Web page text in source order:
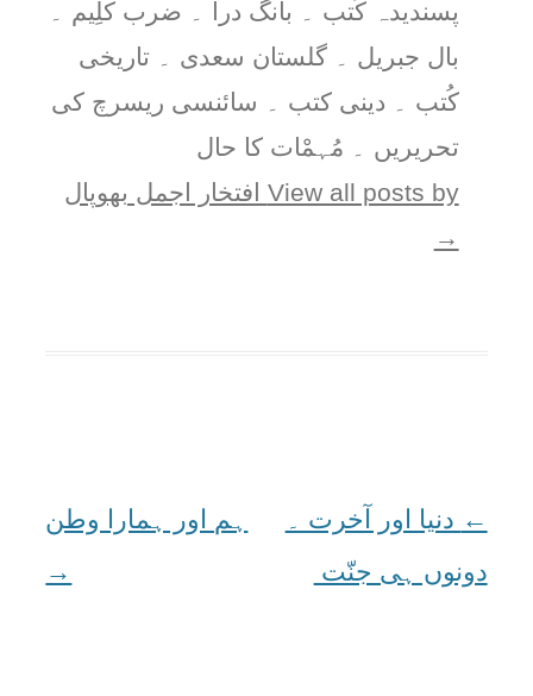
پسندیدہ کُتب ۔ بانگ درا ۔ ضرب کلِیم ۔
بال جبریل ۔ گلستان سعدی ۔ تاریخی
کُتب ۔ دینی کتب ۔ سائنسی ریسرچ کی
تحریریں ۔ مُہمْات کا حال
View all posts by افتخار اجمل بھوپال
→
Post
navigation
← دنیا اور آخرت ۔
دونوں ہی جنّت
ہم اور ہمارا وطن
→